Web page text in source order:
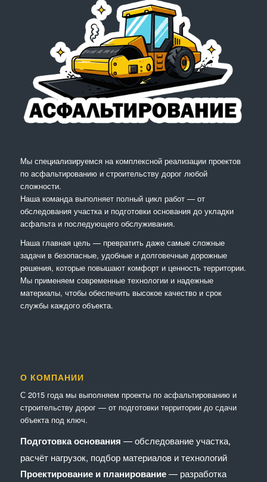
Мы специализируемся на комплексной реализации проектов
по асфальтированию и строительству дорог любой
сложности.
Наша команда выполняет полный цикл работ — от
обследования участка и подготовки основания до укладки
асфальта и последующего обслуживания.
Наша главная цель — превратить даже самые сложные
задачи в безопасные, удобные и долговечные дорожные
решения, которые повышают комфорт и ценность территории.
Мы применяем современные технологии и надежные
материалы, чтобы обеспечить высокое качество и срок
службы каждого объекта.
О КОМПАНИИ
С 2015 года мы выполняем проекты по асфальтированию и
строительству дорог — от подготовки территории до сдачи
объекта под ключ.
Подготовка основания — обследование участка,
расчёт нагрузок, подбор материалов и технологий
Проектирование и планирование— разработка